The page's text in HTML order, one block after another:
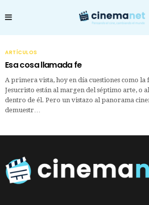
ARTÍCULOS
Esa cosa llamada fe
A primera vista, hoy en día cuestiones como la
Jesucristo están al margen del séptimo arte, o
dentro de él. Pero un vistazo al panorama
demuestr…